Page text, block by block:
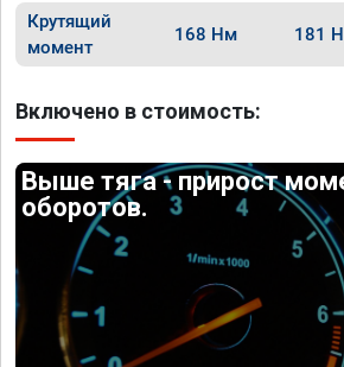
Крутящий
момент
168 Нм 181
Включено в стоимость:
Выше тяга - прирост
оборотов.